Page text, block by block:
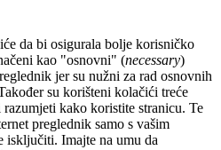
da bi osigurala bolje korisničko
kao "osnovni" (necessary)
jer su nužni za rad osnovnih
su korišteni kolačići treće
kako koristite stranicu. Te
preglednik samo s vašim
isključiti. Imajte na umu da